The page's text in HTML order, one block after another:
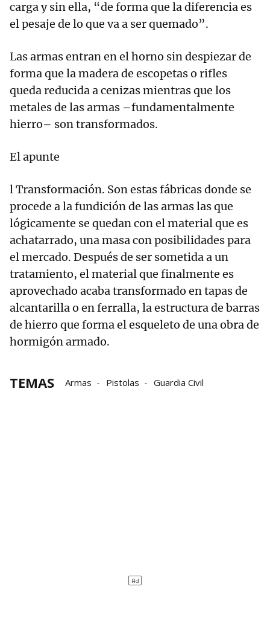
carga y sin ella, “de forma que la diferencia es
el pesaje de lo que va a ser quemado”.
Las armas entran en el horno sin despiezar de
forma que la madera de escopetas o rifles
queda reducida a cenizas mientras que los
metales de las armas –fundamentalmente
hierro– son transformados.
El apunte
l Transformación. Son estas fábricas donde se
procede a la fundición de las armas las que
lógicamente se quedan con el material que es
achatarrado, una masa con posibilidades para
el mercado. Después de ser sometida a un
tratamiento, el material que finalmente es
aprovechado acaba transformado en tapas de
alcantarilla o en ferralla, la estructura de barras
de hierro que forma el esqueleto de una obra de
hormigón armado.
TEMAS Armas Pistolas Guardia Civil